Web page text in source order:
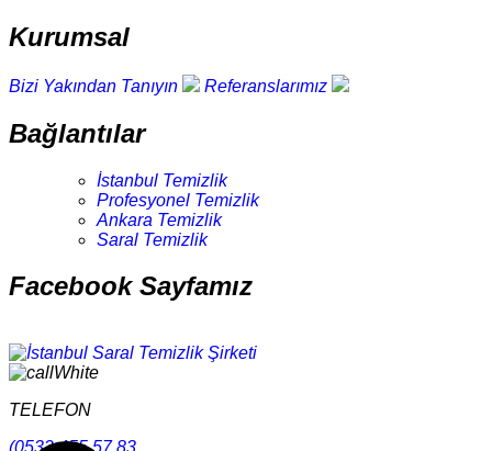
Kurumsal
Bizi Yakından Tanıyın Referanslarımız
Bağlantılar
İstanbul Temizlik
Profesyonel Temizlik
Ankara Temizlik
Saral Temizlik
Facebook Sayfamız
TELEFON